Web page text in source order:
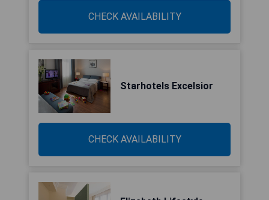
CHECK AVAILABILITY
Starhotels Excelsior
CHECK AVAILABILITY